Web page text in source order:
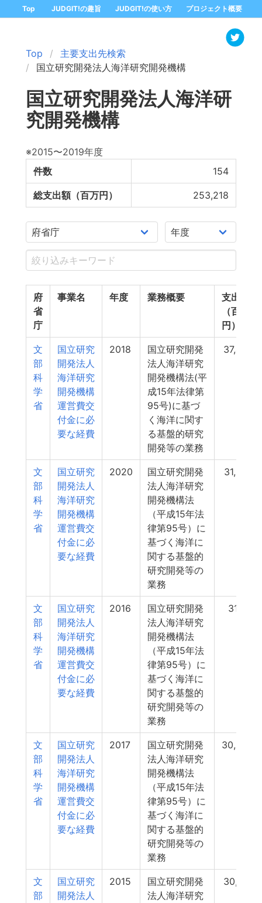
Top JUDGIT!の趣旨 JUDGIT!の使い方 プロジェクト概要
Top
主要支出先検索
国立研究開発法人海洋研究開発機構
国立研究開発法人海洋研
究開発機構
※2015〜2019年度
件数
154
総支出額（百万円） 253,218
府
省
庁
事業名 年度 業務概要
支出額
（百万
円）
文
部
科
学
省
国立研究
開発法人
海洋研究
開発機構
運営費交
付金に必
要な経費
2018
国立研究開発
法人海洋研究
開発機構法(平
成15年法律第
95号)に基づ
く海洋に関す
る基盤的研究
開発等の業務
37,493
文
部
科
学
省
国立研究
開発法人
海洋研究
開発機構
運営費交
付金に必
要な経費
2020
国立研究開発
法人海洋研究
開発機構法
（平成15年法
律第95号）に
基づく海洋に
関する基盤的
研究開発等の
業務
31,843
文
部
科
学
省
国立研究
開発法人
海洋研究
開発機構
運営費交
付金に必
要な経費
2016
国立研究開発
法人海洋研究
開発機構法
（平成15年法
律第95号）に
基づく海洋に
関する基盤的
研究開発等の
業務
31,141
文
部
科
学
省
国立研究
開発法人
海洋研究
開発機構
運営費交
付金に必
要な経費
2017
国立研究開発
法人海洋研究
開発機構法
（平成15年法
律第95号）に
基づく海洋に
関する基盤的
研究開発等の
業務
30,942
文
部
国立研究
開発法人
2015
国立研究開発
法人海洋研究
30,641